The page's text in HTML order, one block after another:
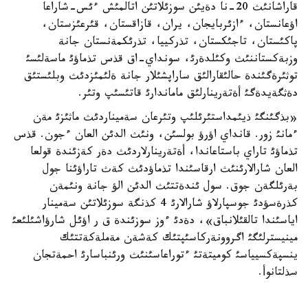
قاراشانئث 20-نا دةيئن سوزئلاتئن اتالمئش ءئس-شاراعا
اؤعانستان، ءازئربايجان، يران، قازاقستان، قئرعئزستان،
پاكئستان، تاجئكستان، تذركييا، تذرئكمةنستان جانة
وزبةكستاننئث وكئلدةرئ، سونداي-اق قذس تذماؤئ ماسةلئسئ
توثئرةگئندة حالئقارالئق ساراپشئلار جانة ةلئمئزدئث وبلئستئق
دةثگةيدةگئ أةتةرينارلئق ماماندارئ قاتئسئپ وتئر.
«بذگئنگئ ذيئمداستئرئلئپ وتئرعان سةميناردئث ماثئزئ مةن
ءمانئ زور. قانداي اؤرؤ بولسئن، ونئث الدئن العان ءجون. قذس
تذماؤئ تاراي باستاعاندا، أةتةرينارلاردئث دةر كةزئندة قولعا
العان شارالارئنئث ارقاسئندا تذماؤدئث كةث تاراؤئنا جول
بةرئلگةن جوق. سول ئندةتتئث الدئن الؤ جانة ونئمةن
كذرةسؤدئ جوسپارلاؤ شارالارئ 4 كذنگة سوزئلاتئن سةمينار
اياسئندا تالقئلانباق»، دةدئ ءوز سوزئندة ق ر اؤئل شارؤاشئلئعئ
مينيسترلئگئ اگروونةركاسئپتئك كةشةن مةملةكةتتئك
ينسپةكسيياسئ كوميتةتئ ءتوراعاسئنئث ورئنباسارئ احمةتجان
سذلتانوأ.